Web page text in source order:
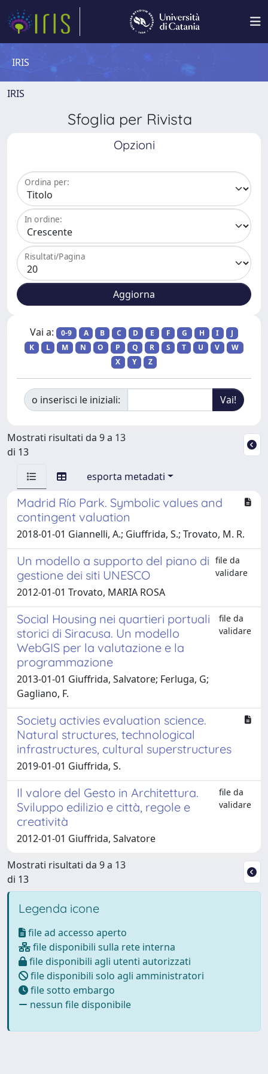
IRIS
IRIS
Sfoglia per Rivista
Opzioni
Ordina per:
In ordine:
Risultati/Pagina
Vai a: 0-9 A B C D E F G H I
J
K
L M N O P Q R S T U V
W
X
Y Z
o inserisci le iniziali:
Mostrati risultati da 9 a 13
di 13
esporta metadati
Madrid Río Park. Symbolic values and
contingent valuation
2018-01-01 Giannelli, A.; Giuffrida, S.; Trovato, M. R.
Un modello a supporto del piano di
gestione dei siti UNESCO
file da
validare
2012-01-01 Trovato, MARIA ROSA
Social Housing nei quartieri portuali
storici di Siracusa. Un modello
WebGIS per la valutazione e la
programmazione
file da
validare
2013-01-01 Giuffrida, Salvatore; Ferluga, G;
Gagliano, F.
Society activies evaluation science.
Natural structures, technological
infrastructures, cultural superstructures
2019-01-01 Giuffrida, S.
Il valore del Gesto in Architettura.
Sviluppo edilizio e città, regole e
creatività
file da
validare
2012-01-01 Giuffrida, Salvatore
Mostrati risultati da 9 a 13
di 13
Legenda icone
file ad accesso aperto
file disponibili sulla rete interna
file disponibili agli utenti autorizzati
file disponibili solo agli amministratori
file sotto embargo
nessun file disponibile